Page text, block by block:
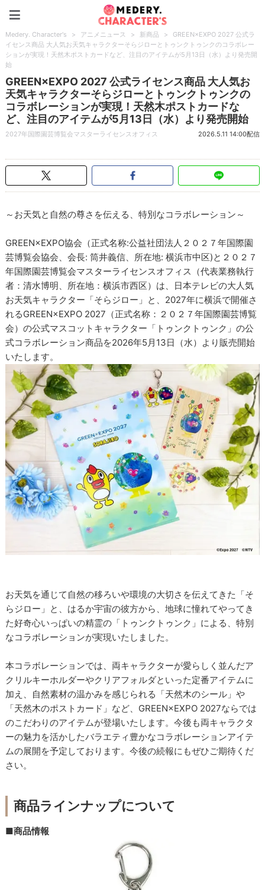
Medery. Character's > アニメニュース > 新商品 >
GREEN×EXPO 2027 公式ラ
イセンス商品 大人気お天気キャラクターそらジローとトゥンクトゥンクのコラボレー
ションが実現！天然木ポストカードなど、注目のアイテムが5月13日（水）より発売開
始
GREEN×EXPO 2027 公式ライセンス商品 大人気お
天気キャラクターそらジローとトゥンクトゥンクの
コラボレーションが実現！天然木ポストカードな
ど、注目のアイテムが5月13日（水）より発売開始
2027年国際園芸博覧会マスターライセンスオフィス 2026.5.11 14:00配信
～お天気と自然の尊さを伝える、特別なコラボレーション～
GREEN×EXPO協会（正式名称:公益社団法人２０２７年国際園
芸博覧会協会、会長: 筒井義信、所在地: 横浜市中区)と２０２７
年国際園芸博覧会マスターライセンスオフィス（代表業務執行
者：清水博明、所在地：横浜市西区）は、日本テレビの大人気
お天気キャラクター「そらジロー」と、2027年に横浜で開催さ
れるGREEN×EXPO 2027（正式名称：２０２７年国際園芸博覧
会）の公式マスコットキャラクター「トゥンクトゥンク」の公
式コラボレーション商品を2026年5月13日（水）より販売開始
いたします。
お天気を通じて自然の移ろいや環境の大切さを伝えてきた「そ
らジロー」と、はるか宇宙の彼方から、地球に憧れてやってき
た好奇心いっぱいの精霊の「トゥンクトゥンク」による、特別
なコラボレーションが実現いたしました。
本コラボレーションでは、両キャラクターが愛らしく並んだア
クリルキーホルダーやクリアフォルダといった定番アイテムに
加え、自然素材の温かみを感じられる「天然木のシール」や
「天然木のポストカード」など、GREEN×EXPO 2027ならでは
のこだわりのアイテムが登場いたします。今後も両キャラクタ
ーの魅力を活かしたバラエティ豊かなコラボレーションアイテ
ムの展開を予定しております。今後の続報にもぜひご期待くだ
さい。
商品ラインナップについて
■商品情報